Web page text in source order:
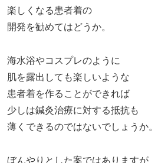
楽しくなる患者着の
開発を勧めてはどうか。
海水浴やコスプレのように
肌を露出しても楽しいような
患者着を作ることができれば
少しは鍼灸治療に対する抵抗も
薄くできるのではないでしょうか。
ぼんやりとした案ではありますが